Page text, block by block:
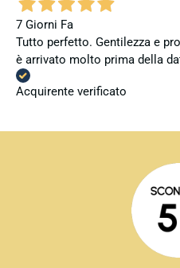
7 Giorni Fa
Tutto perfetto. Gentilezza e
è arrivato molto prima della
Acquirente verificato